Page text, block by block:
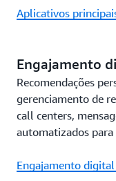
Aplicativos
Engajamento
Recomendações
gerenciamento de
call centers,
automatizados
Engajamento